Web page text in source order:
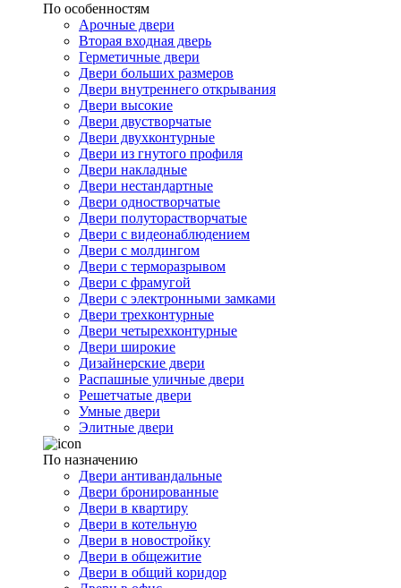
По особенностям
Арочные двери
Вторая входная дверь
Герметичные двери
Двери больших размеров
Двери внутреннего открывания
Двери высокие
Двери двустворчатые
Двери двухконтурные
Двери из гнутого профиля
Двери накладные
Двери нестандартные
Двери одностворчатые
Двери полуторастворчатые
Двери с видеонаблюдением
Двери с молдингом
Двери с терморазрывом
Двери с фрамугой
Двери с электронными замками
Двери трехконтурные
Двери четырехконтурные
Двери широкие
Дизайнерские двери
Распашные уличные двери
Решетчатые двери
Умные двери
Элитные двери
По назначению
Двери антивандальные
Двери бронированные
Двери в квартиру
Двери в котельную
Двери в новостройку
Двери в общежитие
Двери в общий коридор